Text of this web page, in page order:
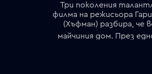
Три поколения
филма на режисьора
(Хъфман) разбира, че
майчиния дом. През